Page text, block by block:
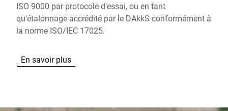
ISO 9000 par protocole d'essai, ou en tant
qu'étalonnage accrédité par le DAkkS conformément à
la norme ISO/IEC 17025.
En savoir plus